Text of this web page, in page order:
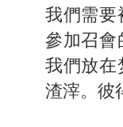
我們需要
參加召會
我們放在